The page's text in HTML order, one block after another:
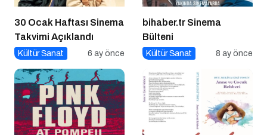
30 Ocak Haftası Sinema
Takvimi Açıklandı
Kültür Sanat 6 ay önce
bihaber.tr Sinema
Bülteni
Kültür Sanat 8 ay önce